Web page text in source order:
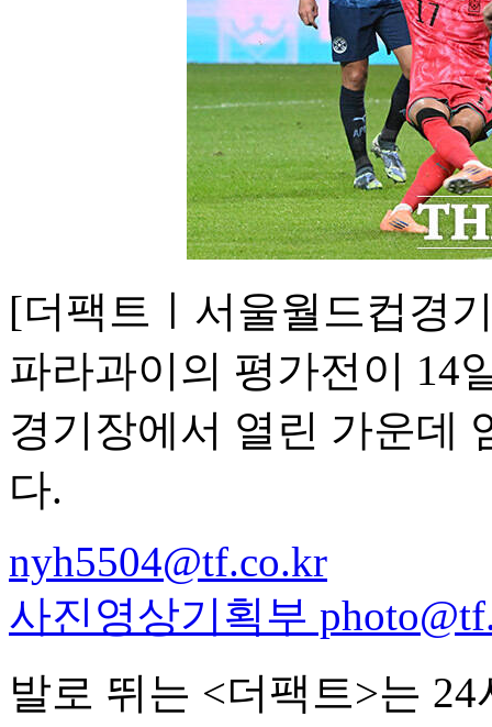
[더팩트ㅣ서울월드컵경
파라과이의 평가전이 14
경기장에서 열린 가운데
다.
nyh5504@tf.co.kr
사진영상기획부
발로 뛰는 <더팩트>는